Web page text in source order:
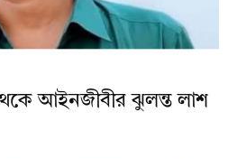
আইনজীবীর ঝুলন্ত লাশ